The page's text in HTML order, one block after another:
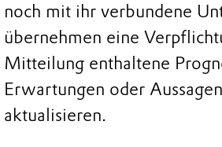
noch mit ihr verbundene
übernehmen eine
Mitteilung enthaltene
Erwartungen oder
aktualisieren.